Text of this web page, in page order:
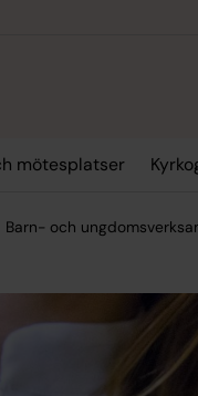
mötesplatser
Barn- och